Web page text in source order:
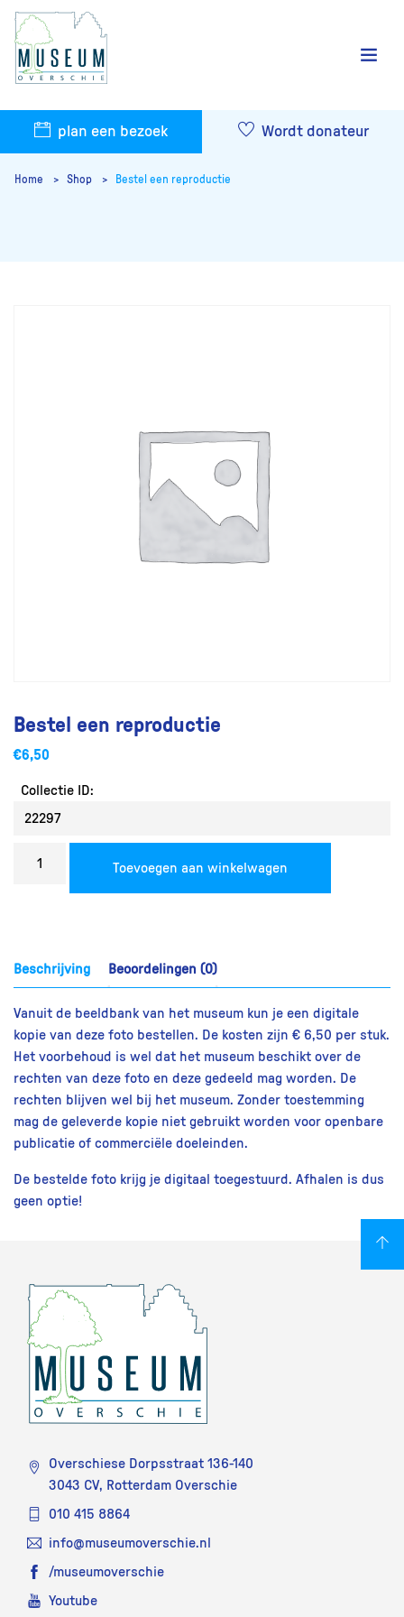
plan een bezoek Wordt donateur
Home Shop Bestel een reproductie
Bestel een reproductie
€6,50
Collectie ID:
reproductie
Toevoegen aan winkelwagen
Beschrijving Beoordelingen (0)
Vanuit de beeldbank van het museum kun je een digitale
kopie van deze foto bestellen. De kosten zijn € 6,50 per stuk.
Het voorbehoud is wel dat het museum beschikt over de
rechten van deze foto en deze gedeeld mag worden. De
rechten blijven wel bij het museum. Zonder toestemming
mag de geleverde kopie niet gebruikt worden voor openbare
publicatie of commerciële doeleinden.
De bestelde foto krijg je digitaal toegestuurd. Afhalen is dus
geen optie!
Overschiese Dorpsstraat 136-140
3043 CV, Rotterdam Overschie
010 415 8864
info@museumoverschie.nl
/museumoverschie
Youtube